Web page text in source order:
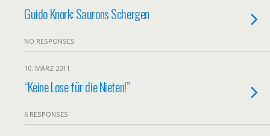
Guido Knork: Saurons Schergen
NO RESPONSES
10. MÄRZ 2011
“Keine Lose für die Nieten!”
6 RESPONSES